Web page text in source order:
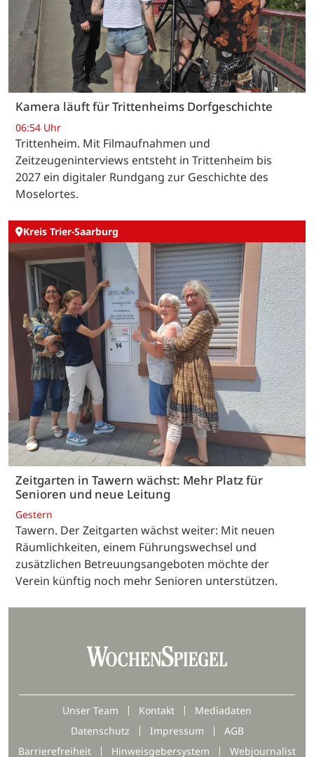
Kamera läuft für Trittenheims Dorfgeschichte
06:54 Uhr
Trittenheim. Mit Filmaufnahmen und
Zeitzeugeninterviews entsteht in Trittenheim bis
2027 ein digitaler Rundgang zur Geschichte des
Moselortes.
Kreis Trier-Saarburg
Zeitgarten in Tawern wächst: Mehr Platz für
Senioren und neue Leitung
Gestern
Tawern. Der Zeitgarten wächst weiter: Mit neuen
Räumlichkeiten, einem Führungswechsel und
zusätzlichen Betreuungsangeboten möchte der
Verein künftig noch mehr Senioren unterstützen.
Unser Team Kontakt
Mediadaten
Datenschutz
Impressum
AGB
Barrierefreiheit
Hinweisgebersystem Webjournalist